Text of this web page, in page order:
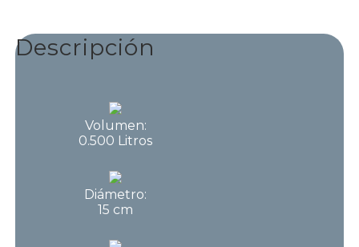
Descripción
Volumen:
0.500 Litros
Diámetro:
15 cm